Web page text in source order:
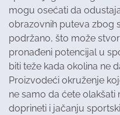
mogu osećati da
obrazovnih puteva zbog
podržano, što može
pronađeni potencijal u
biti teže kada okolina ne
Proizvodeći okruženje
ne samo da ćete
doprineti i jačanju